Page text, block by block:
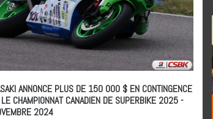
ANNONCE PLUS DE 150 000 $ EN CONTINGENCE
CHAMPIONNAT CANADIEN DE SUPERBIKE 2025-
2024